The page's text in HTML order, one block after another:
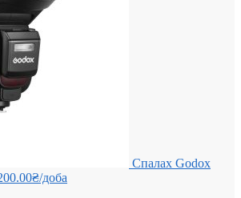
Спалах Godox
₴/доба